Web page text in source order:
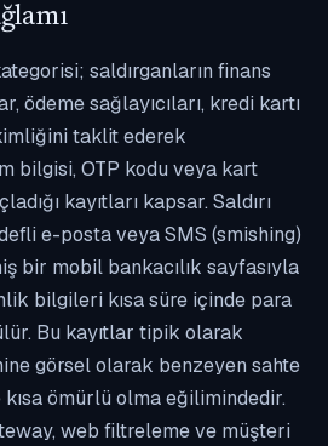
saldırganların finans
ödeme sağlayıcıları, kredi kartı
taklit ederek
bilgisi, OTP kodu veya kart
kayıtları kapsar. Saldırı
e-posta veya SMS (smishing)
bir mobil bankacılık sayfasıyla
bilgileri kısa süre içinde para
Bu kayıtlar tipik olarak
görsel olarak benzeyen sahte
kısa ömürlü olma eğilimindedir.
web filtreleme ve müşteri